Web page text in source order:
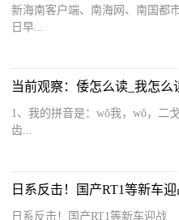
新海南客户端、南海网、南国都
日早...
当前观察：倭怎么读_我怎么
1、我的拼音是：wǒ我，wǒ，二
齿...
日系反击！国产RT1等新车
日系反击！国产RT1等新车迎战